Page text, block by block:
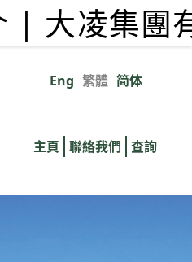
Eng 繁體 简体
links
主頁 聯絡我們 查詢
| 大凌集團